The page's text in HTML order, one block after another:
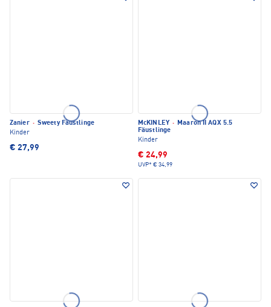
Zanier · Sweety Fäustlinge
Kinder
€ 27,99
McKINLEY · Maaron II AQX 5.5
Fäustlinge
Kinder
€ 24,99
UVP* € 34,99